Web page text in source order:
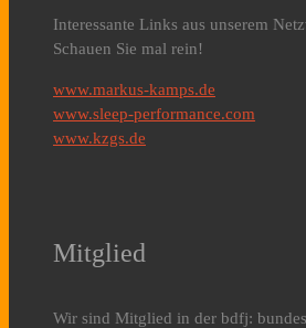
Interessante Links aus unserem
Schauen Sie mal rein!
www.markus-kamps.de
www.sleep-performance.com
www.kzgs.de
Mitglied
Wir sind Mitglied in der bdfj: